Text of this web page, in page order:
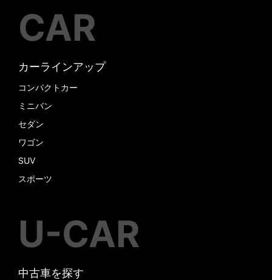
CAR
カーラインアップ
コンパクトカー
ミニバン
セダン
ワゴン
SUV
スポーツ
U-CAR
中古車を探す